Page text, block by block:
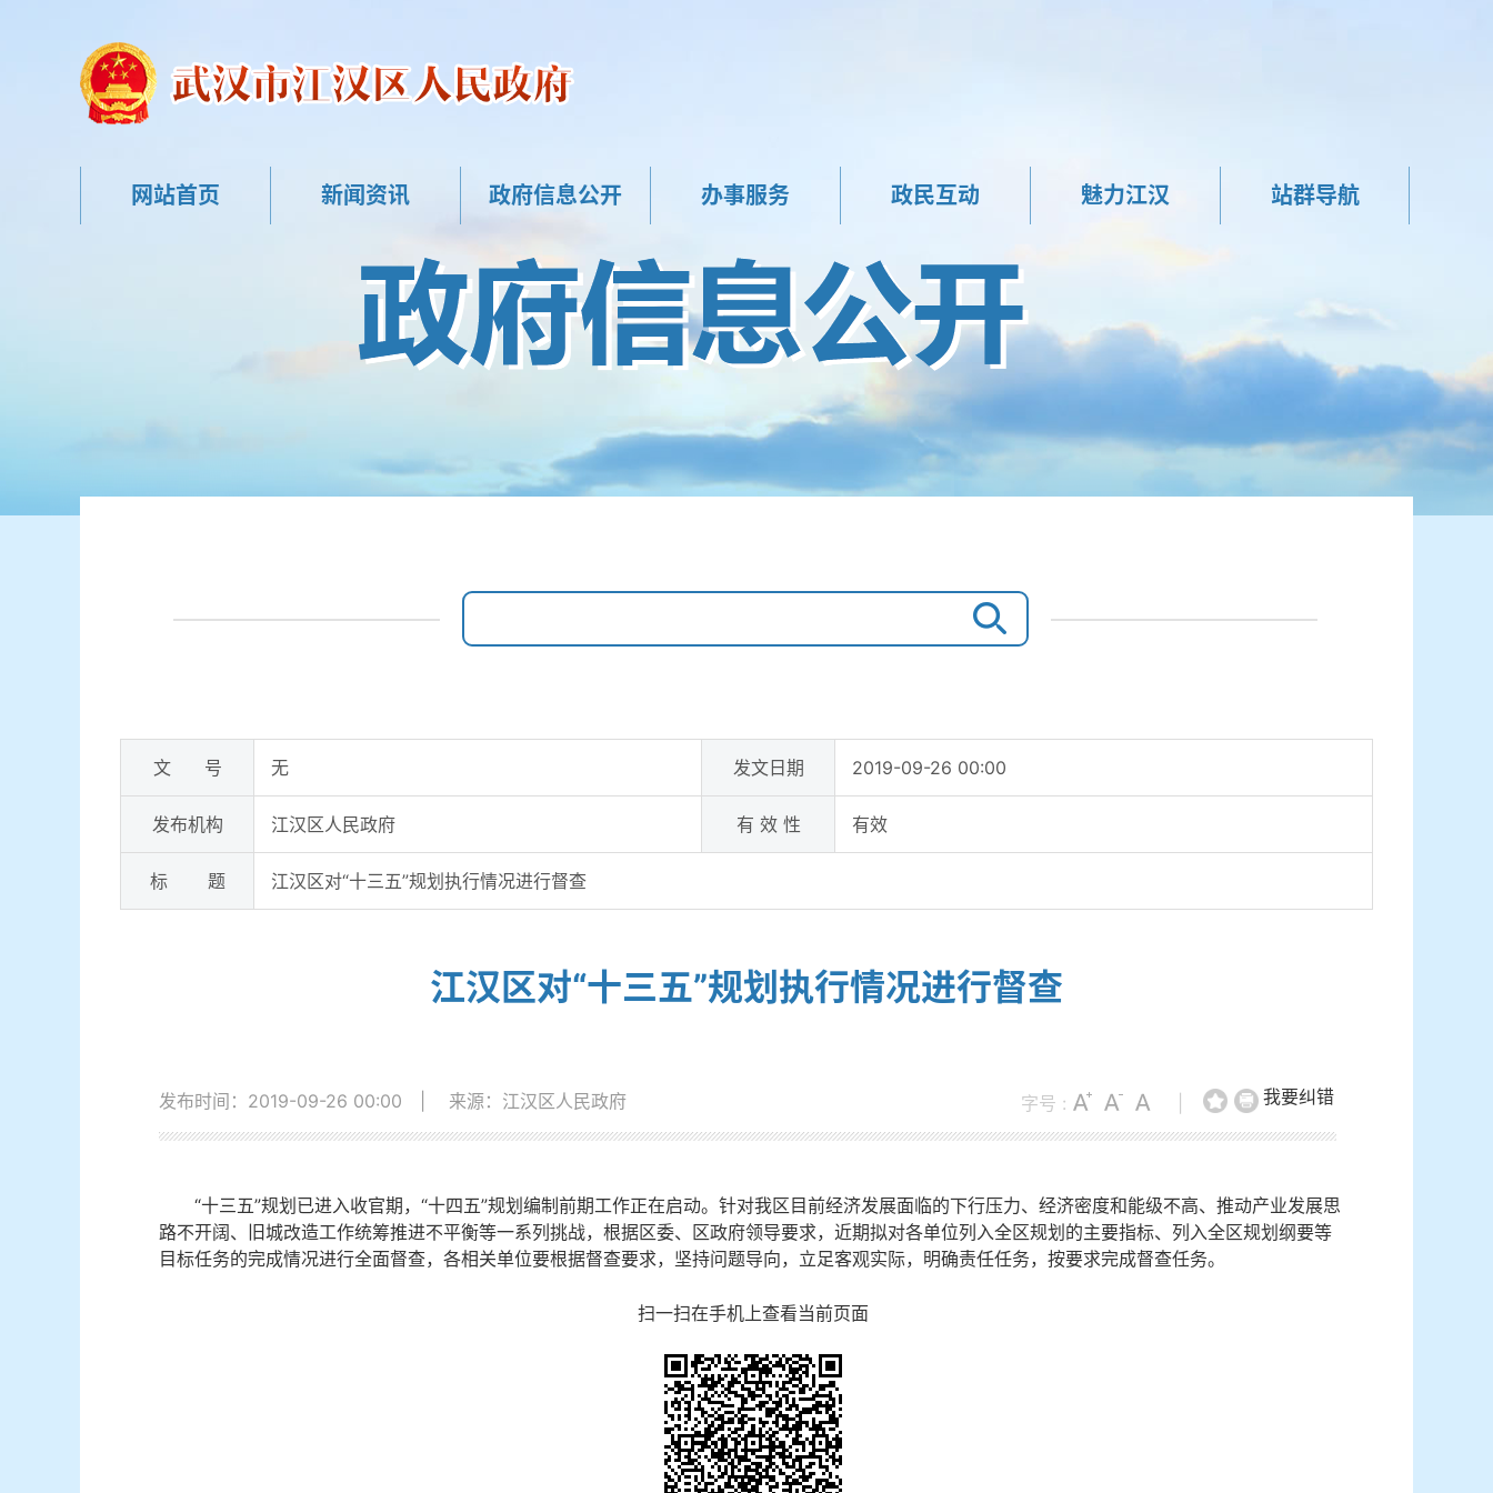
网站首页 新闻资讯 政府信息公开 办事服务 政民互动 魅力江汉 站群导航
文 号 无 发文日期 2019-09-26 00:00
发布机构 江汉区人民政府 有 效 性 有效
标 题 江汉区对“十三五”规划执行情况进行督查
江汉区对“十三五”规划执行情况进行督查
我要纠错
字号 :
发布时间：2019-09-26 00:00 来源：江汉区人民政府
“十三五”规划已进入收官期，“十四五”规划编制前期工作正在启动。针对我区目前经济发展面临的下行压力、经济密度和能级不高、推动产业发展思
路不开阔、旧城改造工作统筹推进不平衡等一系列挑战，根据区委、区政府领导要求，近期拟对各单位列入全区规划的主要指标、列入全区规划纲要等
目标任务的完成情况进行全面督查，各相关单位要根据督查要求，坚持问题导向，立足客观实际，明确责任任务，按要求完成督查任务。
扫一扫在手机上查看当前页面